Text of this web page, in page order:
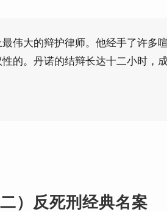
伟大的辩护律师。他经手了许多
的。丹诺的结辩长达十二小时，
）反死刑经典名案